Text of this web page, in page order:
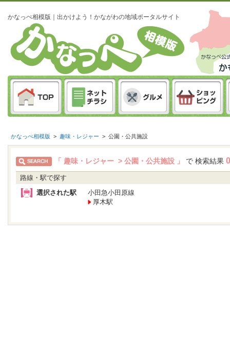
かなっぺ相模版｜出かけよう！かながわの地域ポータルサイト
かなっぺ相模版 > 趣味・レジャー > 公園・公共施設
「 趣味・レジャー > 公園・公共施設 」 で 検索結果 0
路線・駅で探す
選択された駅
小田急小田原線
厚木駅